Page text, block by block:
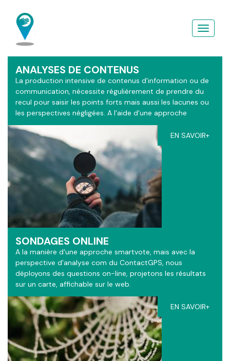
contenu
principal
ANALYSES DE CONTENUS
La production intensive de contenus d'information ou de
communication, nécessite régulièrement de prendre du
recul pour saisir les points forts mais aussi les lacunes ou
les perspectives négligées. A l'aide d'une approche
sémiotique enrichie d'apports théologique, les grilles
d'analyses du ContactGPS s'adaptent à vos contextes.
EN SAVOIR+
SONDAGES ONLINE
A la manière d'une approche smartvote, mais avec la
perspective d'analyse com du ContactGPS, nous
déployons des questions on-line, projetons les résultats
sur un carte, affichable sur le web.
EN SAVOIR+